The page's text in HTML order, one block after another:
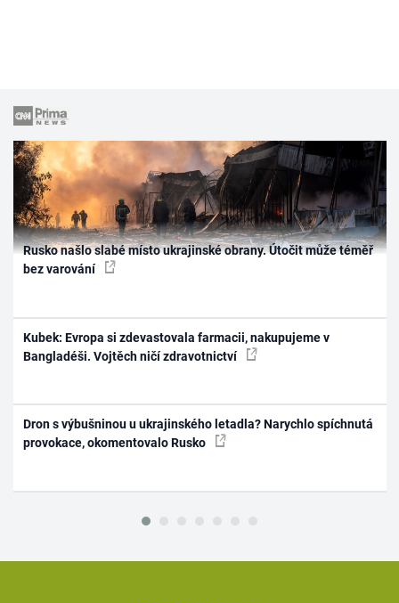
Rusko našlo slabé místo ukrajinské obrany. Útočit může téměř
bez varování
Kubek: Evropa si zdevastovala farmacii, nakupujeme v
Bangladéši. Vojtěch ničí zdravotnictví
Dron s výbušninou u ukrajinského letadla? Narychlo spíchnutá
provokace, okomentovalo Rusko